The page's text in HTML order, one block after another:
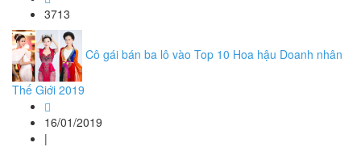
3713
Cô gái bán ba lô vào Top 10 Hoa hậu Doanh nhân
Thế Giới 2019
16/01/2019
|